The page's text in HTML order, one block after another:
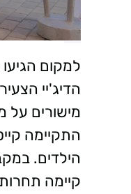
למקום
הדיג'יי
מישורים
התקיימה
הילדים.
קיימה